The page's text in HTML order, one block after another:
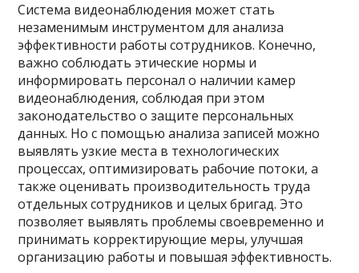
Система видеонаблюдения может стать
незаменимым инструментом для анализа
эффективности работы сотрудников. Конечно,
важно соблюдать этические нормы и
информировать персонал о наличии камер
видеонаблюдения, соблюдая при этом
законодательство о защите персональных
данных. Но с помощью анализа записей можно
выявлять узкие места в технологических
процессах, оптимизировать рабочие потоки, а
также оценивать производительность труда
отдельных сотрудников и целых бригад. Это
позволяет выявлять проблемы своевременно и
принимать корректирующие меры, улучшая
организацию работы и повышая эффективность.